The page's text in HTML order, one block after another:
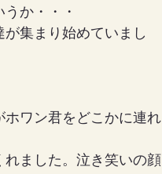
か・・・
集まり始めていまし
ワン君をどこかに連れ
ました。泣き笑いの顔